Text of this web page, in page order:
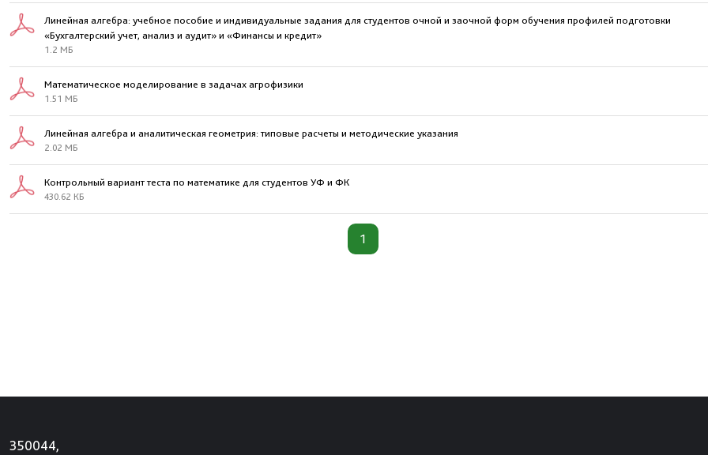
Линейная алгебра: учебное пособие и индивидуальные задания для студентов очной и заочной форм обучения профилей подготовки
«Бухгалтерский учет, анализ и аудит» и «Финансы и кредит»
1.2 МБ
Математическое моделирование в задачах агрофизики
1.51 МБ
Линейная алгебра и аналитическая геометрия: типовые расчеты и методические указания
2.02 МБ
Контрольный вариант теста по математике для студентов УФ и ФК
430.62 КБ
1
350044,